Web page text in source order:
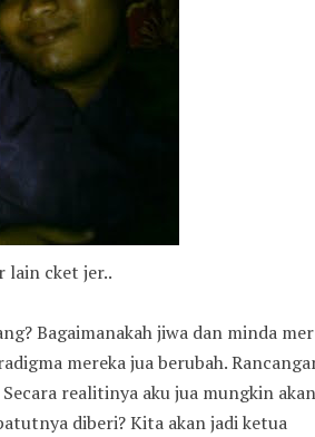
lain cket jer..
Bagaimanakah jiwa dan minda
mereka jua berubah.
realitinya aku jua mungkin akan
diberi? Kita akan jadi ketua